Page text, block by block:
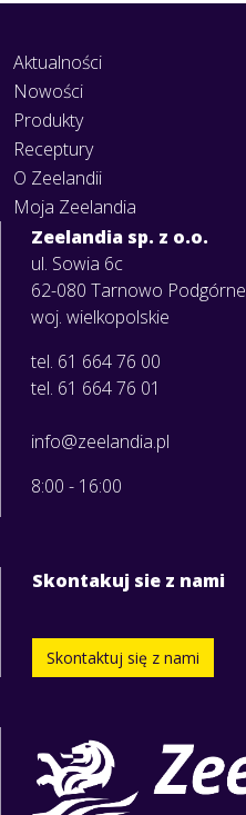
Aktualności
Nowości
Produkty
Receptury
O Zeelandii
Moja Zeelandia
Zeelandia sp. z o.o.
ul. Sowia 6c
62-080 Tarnowo Podgórne
woj. wielkopolskie
tel. 61 664 76 00
tel. 61 664 76 01
info@zeelandia.pl
8:00 - 16:00
Skontakuj sie z nami
Skontaktuj się z nami